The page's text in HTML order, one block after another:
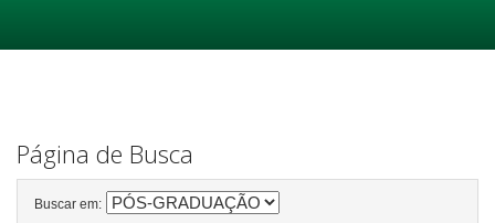
Página de Busca
Buscar em: